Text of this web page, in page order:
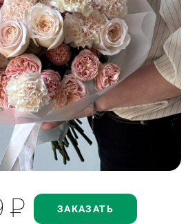
Р ЗАКАЗАТЬ